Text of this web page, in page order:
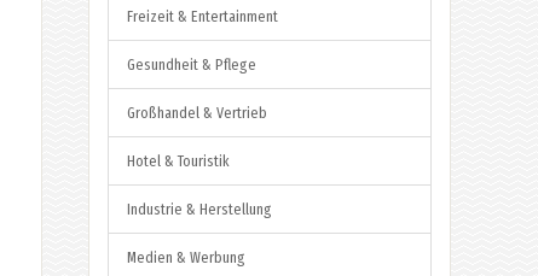
Freizeit & Entertainment
Gesundheit & Pflege
Großhandel & Vertrieb
Hotel & Touristik
Industrie & Herstellung
Medien & Werbung